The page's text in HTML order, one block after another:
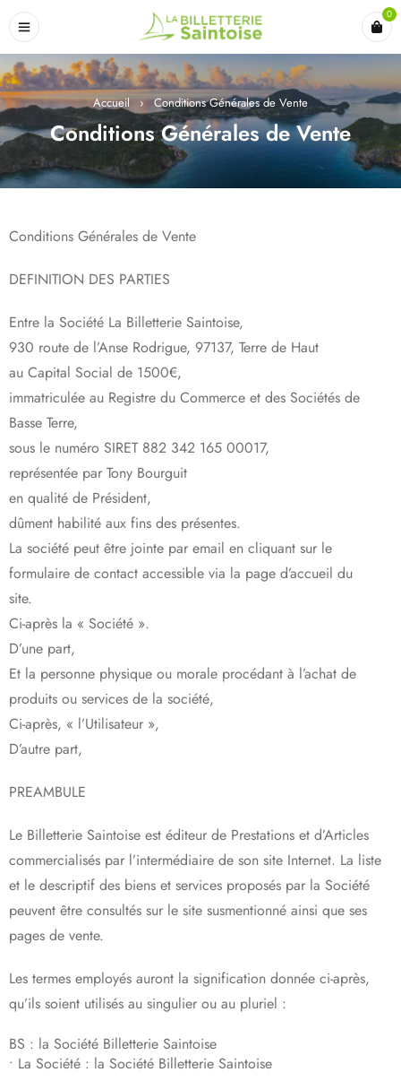
0
Accueil › Conditions Générales de Vente
Conditions Générales de Vente
Conditions Générales de Vente
DEFINITION DES PARTIES
Entre la Société La Billetterie Saintoise,
930 route de l’Anse Rodrigue, 97137, Terre de Haut
au Capital Social de 1500€,
immatriculée au Registre du Commerce et des Sociétés de
Basse Terre,
sous le numéro SIRET 882 342 165 00017,
représentée par Tony Bourguit
en qualité de Président,
dûment habilité aux fins des présentes.
La société peut être jointe par email en cliquant sur le
formulaire de contact accessible via la page d’accueil du
site.
Ci-après la « Société ».
D’une part,
Et la personne physique ou morale procédant à l’achat de
produits ou services de la société,
Ci-après, « l’Utilisateur »,
D’autre part,
PREAMBULE
Le Billetterie Saintoise est éditeur de Prestations et d’Articles
commercialisés par l’intermédiaire de son site Internet. La liste
et le descriptif des biens et services proposés par la Société
peuvent être consultés sur le site susmentionné ainsi que ses
pages de vente.
Les termes employés auront la signification donnée ci-après,
qu’ils soient utilisés au singulier ou au pluriel :
BS : la Société Billetterie Saintoise
• La Société : la Société Billetterie Saintoise